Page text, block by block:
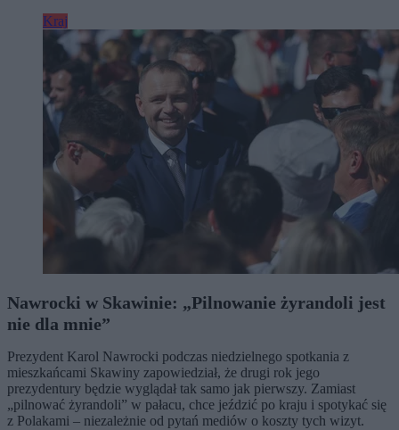
Kraj
Nawrocki w Skawinie: „Pilnowanie żyrandoli jest
nie dla mnie”
Prezydent Karol Nawrocki podczas niedzielnego spotkania z
mieszkańcami Skawiny zapowiedział, że drugi rok jego
prezydentury będzie wyglądał tak samo jak pierwszy. Zamiast
„pilnować żyrandoli” w pałacu, chce jeździć po kraju i spotykać się
z Polakami – niezależnie od pytań mediów o koszty tych wizyt.